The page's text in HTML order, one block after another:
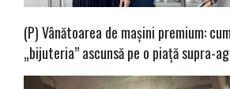
(P) Vânătoarea de mașini premium:
„bijuteria” ascunsă pe o piață supra-